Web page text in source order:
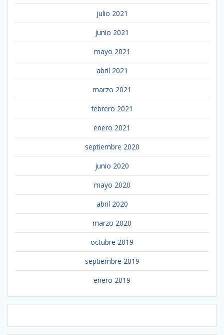
julio 2021
junio 2021
mayo 2021
abril 2021
marzo 2021
febrero 2021
enero 2021
septiembre 2020
junio 2020
mayo 2020
abril 2020
marzo 2020
octubre 2019
septiembre 2019
enero 2019